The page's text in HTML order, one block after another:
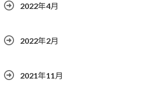
2022年4月
2022年2月
2021年11月